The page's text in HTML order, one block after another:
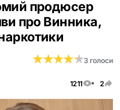
продюсер
про Винника,
1211 2
★★★★★
★★★★★3 голоси